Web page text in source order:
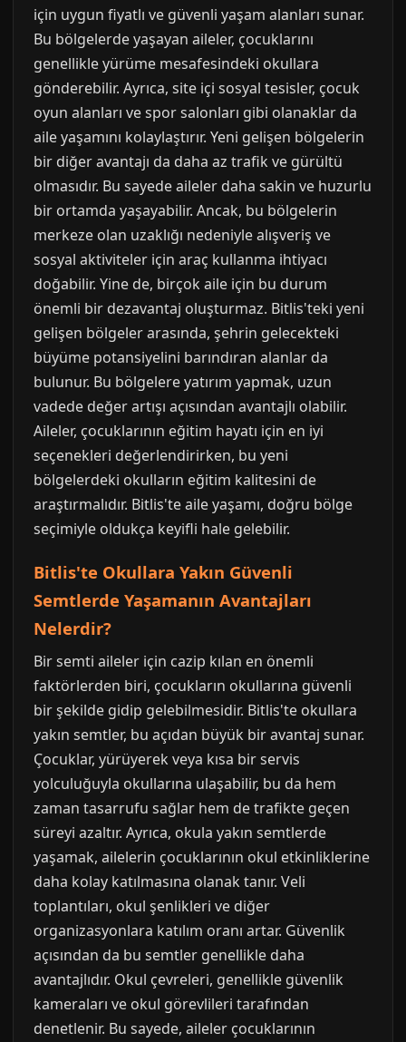
için uygun fiyatlı ve güvenli yaşam alanları sunar.
Bu bölgelerde yaşayan aileler, çocuklarını
genellikle yürüme mesafesindeki okullara
gönderebilir. Ayrıca, site içi sosyal tesisler, çocuk
oyun alanları ve spor salonları gibi olanaklar da
aile yaşamını kolaylaştırır. Yeni gelişen bölgelerin
bir diğer avantajı da daha az trafik ve gürültü
olmasıdır. Bu sayede aileler daha sakin ve huzurlu
bir ortamda yaşayabilir. Ancak, bu bölgelerin
merkeze olan uzaklığı nedeniyle alışveriş ve
sosyal aktiviteler için araç kullanma ihtiyacı
doğabilir. Yine de, birçok aile için bu durum
önemli bir dezavantaj oluşturmaz. Bitlis'teki yeni
gelişen bölgeler arasında, şehrin gelecekteki
büyüme potansiyelini barındıran alanlar da
bulunur. Bu bölgelere yatırım yapmak, uzun
vadede değer artışı açısından avantajlı olabilir.
Aileler, çocuklarının eğitim hayatı için en iyi
seçenekleri değerlendirirken, bu yeni
bölgelerdeki okulların eğitim kalitesini de
araştırmalıdır. Bitlis'te aile yaşamı, doğru bölge
seçimiyle oldukça keyifli hale gelebilir.
Bitlis'te Okullara Yakın Güvenli
Semtlerde Yaşamanın Avantajları
Nelerdir?
Bir semti aileler için cazip kılan en önemli
faktörlerden biri, çocukların okullarına güvenli
bir şekilde gidip gelebilmesidir. Bitlis'te okullara
yakın semtler, bu açıdan büyük bir avantaj sunar.
Çocuklar, yürüyerek veya kısa bir servis
yolculuğuyla okullarına ulaşabilir, bu da hem
zaman tasarrufu sağlar hem de trafikte geçen
süreyi azaltır. Ayrıca, okula yakın semtlerde
yaşamak, ailelerin çocuklarının okul etkinliklerine
daha kolay katılmasına olanak tanır. Veli
toplantıları, okul şenlikleri ve diğer
organizasyonlara katılım oranı artar. Güvenlik
açısından da bu semtler genellikle daha
avantajlıdır. Okul çevreleri, genellikle güvenlik
kameraları ve okul görevlileri tarafından
denetlenir. Bu sayede, aileler çocuklarının